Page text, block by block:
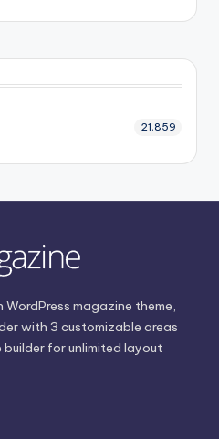
21,859
magazine theme,
with 3 customizable areas
for unlimited layout